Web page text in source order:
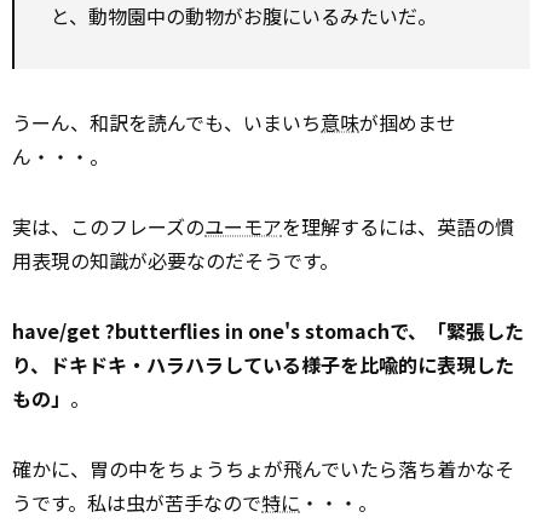
と、動物園中の動物がお腹にいるみたいだ。
うーん、和訳を読んでも、いまいち意味が掴めませ
ん・・・。
実は、このフレーズのユーモアを理解するには、英語の慣
用表現の知識が必要なのだそうです。
have/get ?butterflies in one's stomachで、「緊張した
り、ドキドキ・ハラハラしている様子を比喩的に表現した
もの」 。
確かに、胃の中をちょうちょが飛んでいたら落ち着かなそ
うです。私は虫が苦手なので特に ・・・。